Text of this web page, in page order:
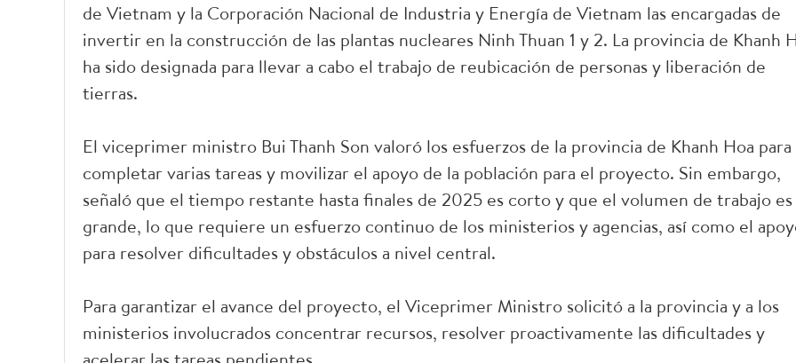
de Vietnam y la Corporación Nacional de Industria y Energía de Vietnam las encargadas de
invertir en la construcción de las plantas nucleares Ninh Thuan 1 y 2. La provincia de Khanh
ha sido designada para llevar a cabo el trabajo de reubicación de personas y liberación de
tierras.
El viceprimer ministro Bui Thanh Son valoró los esfuerzos de la provincia de Khanh Hoa para
completar varias tareas y movilizar el apoyo de la población para el proyecto. Sin embargo,
señaló que el tiempo restante hasta finales de 2025 es corto y que el volumen de trabajo es
grande, lo que requiere un esfuerzo continuo de los ministerios y agencias, así como el
para resolver dificultades y obstáculos a nivel central.
Para garantizar el avance del proyecto, el Viceprimer Ministro solicitó a la provincia y a los
ministerios involucrados concentrar recursos, resolver proactivamente las dificultades y